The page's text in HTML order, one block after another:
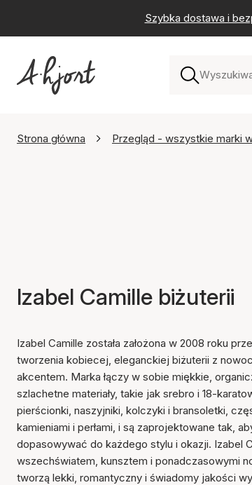
Szybka dostawa i
Strona główna Przegląd - wszystkie marki
Izabel Camille biżuterii
Izabel Camille została założona w 2008 roku
tworzenia kobiecej, eleganckiej biżuterii z
akcentem. Marka łączy w sobie miękkie,
szlachetne materiały, takie jak srebro i 18-
pierścionki, naszyjniki, kolczyki i bransoletki,
kamieniami i perłami, i są zaprojektowane tak,
dopasowywać do każdego stylu i okazji. Izabel
wszechświatem, kunsztem i ponadczasowymi
tworzą lekki, romantyczny i świadomy jakości